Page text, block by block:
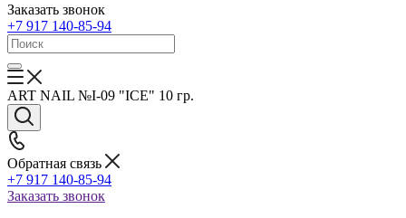
Заказать звонок
+7 917 140-85-94
ART NAIL №I-09 "ICE" 10 гр.
Обратная связь
+7 917 140-85-94
Заказать звонок